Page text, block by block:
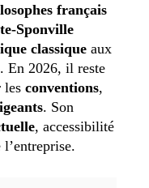
français
Sponville
classique aux
. En 2026, il reste
les conventions,
. Son
, accessibilité